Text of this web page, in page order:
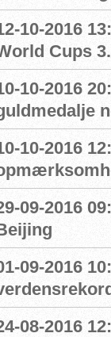
10-2016
Cups
10-2016
10-2016
09-2016
09-2016
08-2016